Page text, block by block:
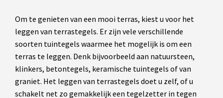
Om te genieten van een mooi terras, kiest u voor het
leggen van terrastegels. Er zijn vele verschillende
soorten tuintegels waarmee het mogelijk is om een
terras te leggen. Denk bijvoorbeeld aan natuursteen,
klinkers, betontegels, keramische tuintegels of van
graniet. Het leggen van terrastegels doet u zelf, of u
schakelt net zo gemakkelijk een tegelzetter in tegen